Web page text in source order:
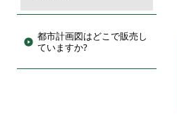
都市計画図はどこで販売し
ていますか?